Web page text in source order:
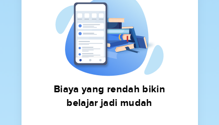
Biaya yang rendah bikin
belajar jadi mudah